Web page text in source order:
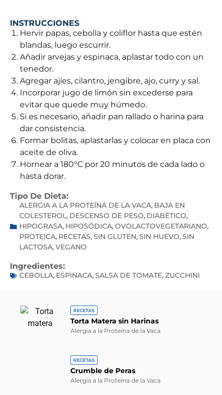
INSTRUCCIONES
Hervir papas, cebolla y coliflor hasta que estén
blandas, luego escurrir.
Añadir arvejas y espinaca, aplastar todo con un
tenedor.
Agregar ajíes, cilantro, jengibre, ajo, curry y sal.
Incorporar jugo de limón sin excederse para
evitar que quede muy húmedo.
Si es necesario, añadir pan rallado o harina para
dar consistencia.
Formar bolitas, aplastarlas y colocar en placa con
aceite de oliva.
Hornear a 180°C por 20 minutos de cada lado o
hasta dorar.
Tipo De Dieta:
ALERGIA A LA PROTEÍNA DE LA VACA, BAJA EN
COLESTEROL, DESCENSO DE PESO, DIABÉTICO,
HIPOGRASA, HIPOSÓDICA,OVOLACTOVEGETARIANO,
PROTEICA, RECETAS,SIN GLUTEN,SIN HUEVO,SIN
LACTOSA,VEGANO
Ingredientes:
CEBOLLA, ESPINACA,SALSA DE TOMATE,ZUCCHINI
RECETAS
Torta Matera sin Harinas
Alergia a la Proteína de la Vaca
RECETAS
Crumble de Peras
Alergia a la Proteína de la Vaca